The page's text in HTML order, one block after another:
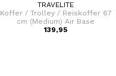
TRAVELITE
Koffer / Trolley / Reiskoffer 67
cm (Medium) Air Base
139,95